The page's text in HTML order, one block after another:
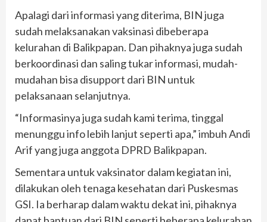
Apalagi dari informasi yang diterima, BIN juga
sudah melaksanakan vaksinasi dibeberapa
kelurahan di Balikpapan. Dan pihaknya juga sudah
berkoordinasi dan saling tukar informasi, mudah-
mudahan bisa disupport dari BIN untuk
pelaksanaan selanjutnya.
“Informasinya juga sudah kami terima, tinggal
menunggu info lebih lanjut seperti apa,” imbuh Andi
Arif yang juga anggota DPRD Balikpapan.
Sementara untuk vaksinator dalam kegiatan ini,
dilakukan oleh tenaga kesehatan dari Puskesmas
GSI. Ia berharap dalam waktu dekat ini, pihaknya